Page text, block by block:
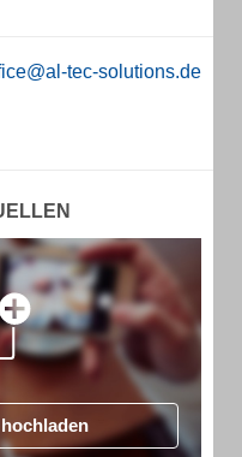
tec-solutions.de